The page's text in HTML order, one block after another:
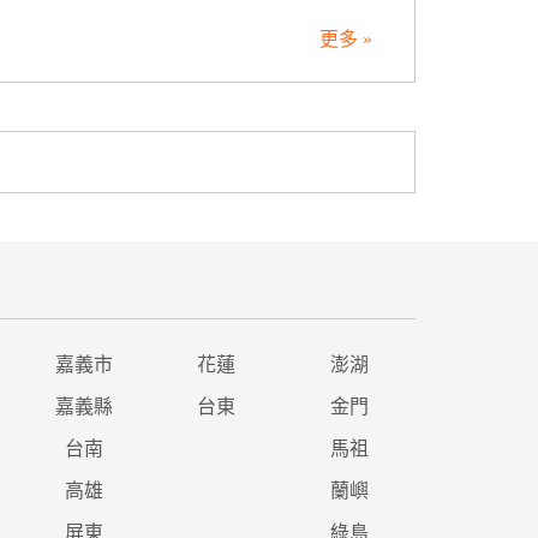
更多 »
嘉義市 花蓮 澎湖
嘉義縣 台東 金門
台南 馬祖
高雄 蘭嶼
屏東 綠島